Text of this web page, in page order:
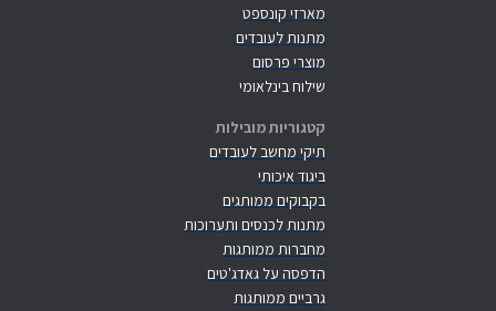
מארזי קונספט
מתנות לעובדים
מוצרי פרסום
שילוח בינלאומי
קטגוריות מובילות
תיקי מחשב לעובדים
ביגוד איכותי
בקבוקים ממותגים
מתנות לכנסים ותערוכות
מחברות ממותגות
הדפסה על גאדג'טים
גרביים ממותגות